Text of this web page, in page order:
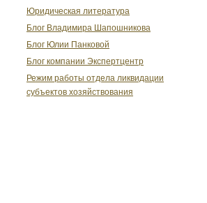
Юридическая литература
Блог Владимира Шапошникова
Блог Юлии Панковой
Блог компании Экспертцентр
Режим работы отдела ликвидации
субъектов хозяйствования